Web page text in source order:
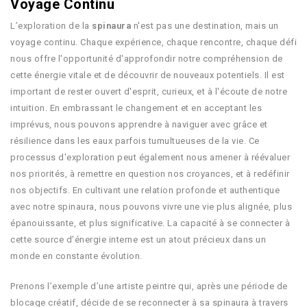
Voyage Continu
L’exploration de la spinaura n'est pas une destination, mais un
voyage continu. Chaque expérience, chaque rencontre, chaque défi
nous offre l'opportunité d'approfondir notre compréhension de
cette énergie vitale et de découvrir de nouveaux potentiels. Il est
important de rester ouvert d'esprit, curieux, et à l'écoute de notre
intuition. En embrassant le changement et en acceptant les
imprévus, nous pouvons apprendre à naviguer avec grâce et
résilience dans les eaux parfois tumultueuses de la vie. Ce
processus d'exploration peut également nous amener à réévaluer
nos priorités, à remettre en question nos croyances, et à redéfinir
nos objectifs. En cultivant une relation profonde et authentique
avec notre spinaura, nous pouvons vivre une vie plus alignée, plus
épanouissante, et plus significative. La capacité à se connecter à
cette source d’énergie interne est un atout précieux dans un
monde en constante évolution.
Prenons l’exemple d’une artiste peintre qui, après une période de
blocage créatif, décide de se reconnecter à sa spinaura à travers